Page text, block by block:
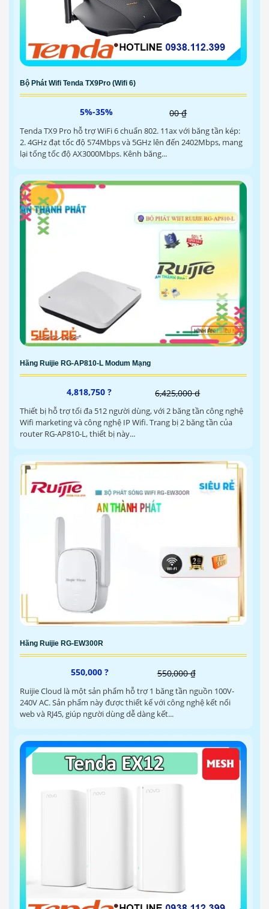
Bộ Phát Wifi Tenda TX9Pro (Wifi 6)
5%-35% 00 ₫
Tenda TX9 Pro hỗ trợ WiFi 6 chuẩn 802. 11ax với băng tần kép:
2. 4GHz đạt tốc độ 574Mbps và 5GHz lên đến 2402Mbps, mang
lại tổng tốc độ AX3000Mbps. Kênh băng...
Hãng Ruijie RG-AP810-L Modum Mạng
4,818,750 ? 6,425,000 d
Thiết bị hỗ trợ tối đa 512 người dùng, với 2 băng tần công nghệ
Wifi marketing và công nghệ IP Wifi. Trang bị 2 băng tần của
router RG-AP810-L, thiết bị này...
Hãng Ruijie RG-EW300R
550,000 ? 550,000 ₫
Ruijie Cloud là một sản phẩm hỗ trợ 1 băng tần nguồn 100V-
240V AC. Sản phẩm này được thiết kế với công nghệ kết nối
web và RJ45, giúp người dùng dễ dàng kết...